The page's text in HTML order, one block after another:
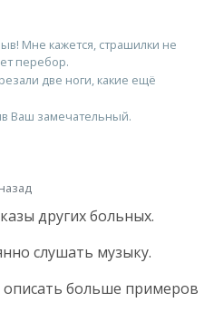
Мне кажется, страшилки не
перебор.
две ноги, какие ещё
Ваш замечательный.
других больных.
слушать музыку.
больше примеров